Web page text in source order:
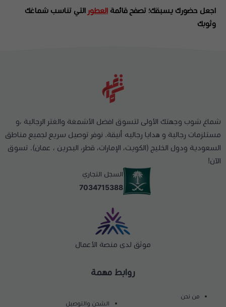
اجعل حضورك يسبقك؛ تصفح قائمة العطور التي تناسب شماغك
وثوبك
روابط مهمة
من نحن
الشحن والتوصيل
شماغ شوب وجهتك الأولى لتسوق افضل الأشمغة والغتر الرجالية ،و
مستلزمات رجالية و هدايا رجاليه أنيقة. نوفر توصيل سريع لجميع مناطق
السعودية ودول الخليج (الكويت، الإمارات، قطر، البحرين ، عمان). تسوق
الآن!
السجل التجاري
7034715388
موثق لدى منصة الأعمال